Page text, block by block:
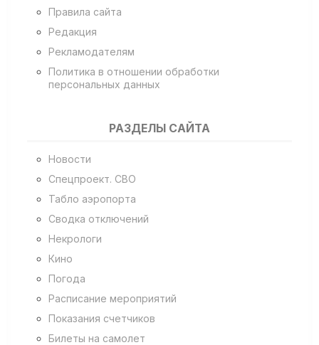
Правила сайта
Редакция
Рекламодателям
Политика в отношении обработки
персональных данных
РАЗДЕЛЫ САЙТА
Новости
Спецпроект. СВО
Табло аэропорта
Сводка отключений
Некрологи
Кино
Погода
Расписание мероприятий
Показания счетчиков
Билеты на самолет